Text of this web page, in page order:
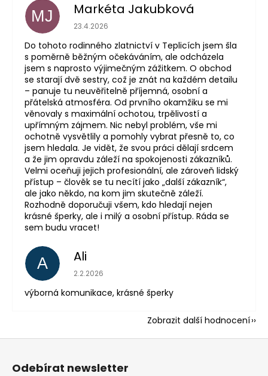
MJ Markéta Jakubková
Hodnocení obchodu je 5 z 5 hvězdiček.
23.4.2026
Do tohoto rodinného zlatnictví v Teplicích jsem šla
s poměrně běžným očekáváním, ale odcházela
jsem s naprosto výjimečným zážitkem. O obchod
se starají dvě sestry, což je znát na každém detailu
– panuje tu neuvěřitelně příjemná, osobní a
přátelská atmosféra. Od prvního okamžiku se mi
věnovaly s maximální ochotou, trpělivostí a
upřímným zájmem. Nic nebyl problém, vše mi
ochotně vysvětlily a pomohly vybrat přesně to, co
jsem hledala. Je vidět, že svou práci dělají srdcem
a že jim opravdu záleží na spokojenosti zákazníků.
Velmi oceňuji jejich profesionální, ale zároveň lidský
přístup – člověk se tu necítí jako „další zákazník“,
ale jako někdo, na kom jim skutečně záleží.
Rozhodně doporučuji všem, kdo hledají nejen
krásné šperky, ale i milý a osobní přístup. Ráda se
sem budu vracet!
A Ali
Hodnocení obchodu je 5 z 5 hvězdiček.
2.2.2026
výborná komunikace, krásné šperky
Zobrazit další hodnocení
Z
Odebírat newsletter